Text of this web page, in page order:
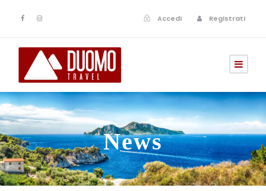
Accedi Registrati
News